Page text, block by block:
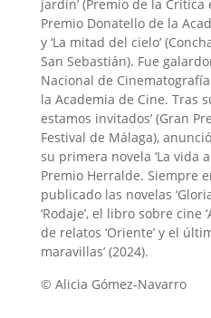
jardín’ (Premio de la
Premio Donatello de la
y‘La mitad del cielo’
San Sebastián). Fue
Nacional de
la Academia de Cine. Tras
estamos invitados’ (Gran
Festival de Málaga), anunci
su primera novela ‘La vida
Premio Herralde. Siempre
publicado las novelas
‘Rodaje’, el libro sobre cine
de relatos ‘Oriente’ y el
maravillas’ (2024).
© Alicia Gómez-Navarro